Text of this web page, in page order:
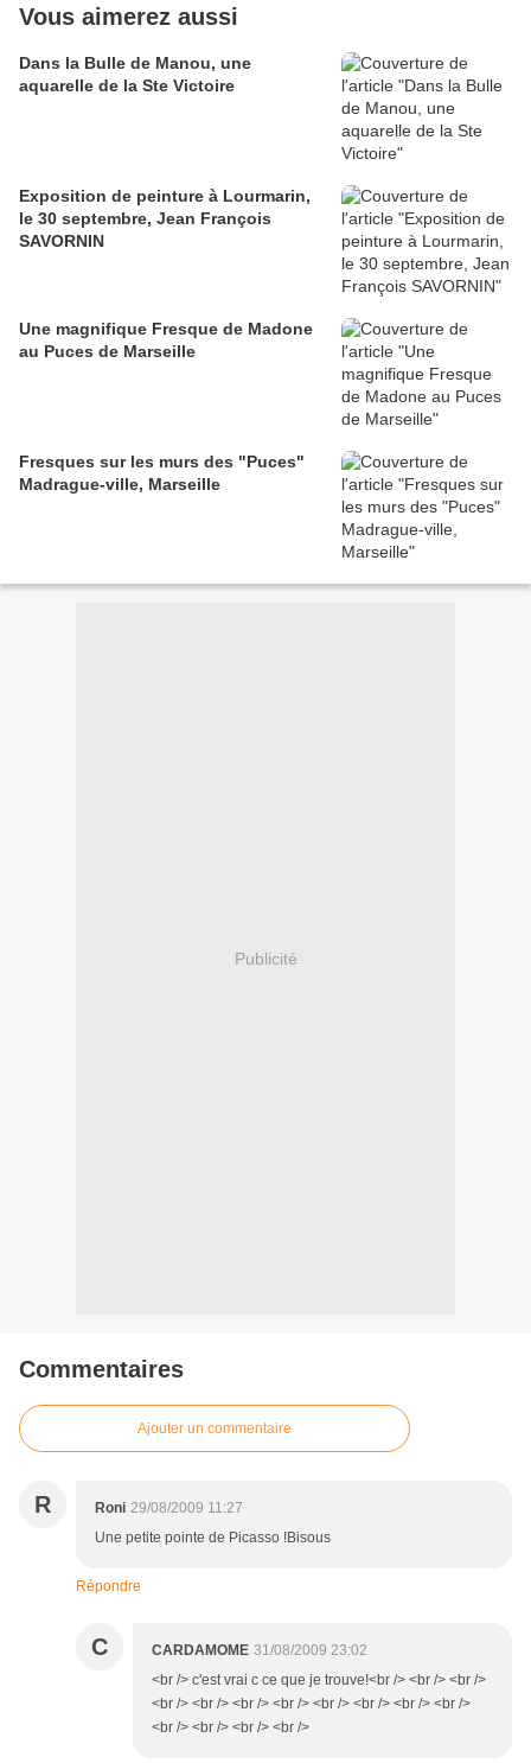
Vous aimerez aussi
Dans la Bulle de Manou, une
aquarelle de la Ste Victoire
Exposition de peinture à Lourmarin,
le 30 septembre, Jean François
SAVORNIN
Une magnifique Fresque de Madone
au Puces de Marseille
Fresques sur les murs des "Puces"
Madrague-ville, Marseille
Publicité
Commentaires
Ajouter un commentaire
R Roni 29/08/2009 11:27
Une petite pointe de Picasso !Bisous
Répondre
C CARDAMOME 31/08/2009 23:02
<br /> c'est vrai c ce que je trouve!<br /> <br /> <br />
<br /> <br /> <br /> <br /> <br /> <br /> <br /> <br />
<br /> <br /> <br /> <br />